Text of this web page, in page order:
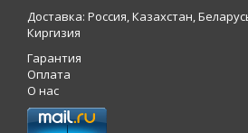
Доставка: Россия, Казахстан,
Киргизия
Гарантия
Оплата
О нас